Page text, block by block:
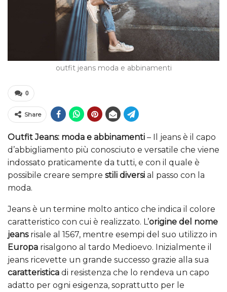
outfit jeans moda e abbinamenti
0
Share
Outfit Jeans: moda e abbinamenti – Il jeans è il capo
d’abbigliamento più conosciuto e versatile che viene
indossato praticamente da tutti, e con il quale è
possibile creare sempre stili diversi al passo con la
moda.
Jeans è un termine molto antico che indica il colore
caratteristico con cui è realizzato. L’origine del nome
jeansrisale al 1567, mentre esempi del suo utilizzo in
Europa risalgono al tardo Medioevo. Inizialmente il
jeans ricevette un grande successo grazie alla sua
caratteristica di resistenza che lo rendeva un capo
adatto per ogni esigenza, soprattutto per le